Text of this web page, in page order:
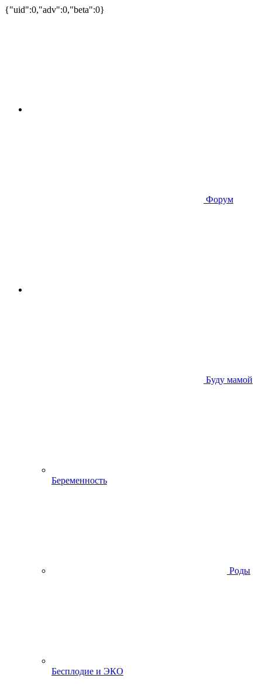
{"uid":0,"adv":0,"beta":0}
Форум
Буду мамой
Беременность
Роды
Бесплодие и ЭКО